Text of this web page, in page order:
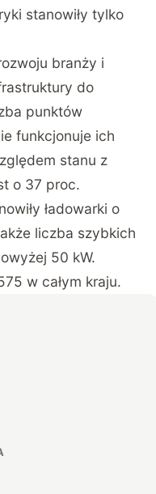
stanowiły tylko
branży i
do
punktów
funkcjonuje ich
stanu z
o 37 proc.
ładowarki o
liczba szybkich
50 kW.
w całym kraju.